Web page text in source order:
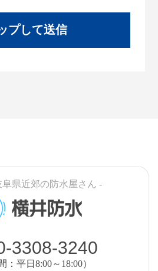
県近郊の防水屋さん -
横井防水
3308-3240
：平日8:00～18:00）